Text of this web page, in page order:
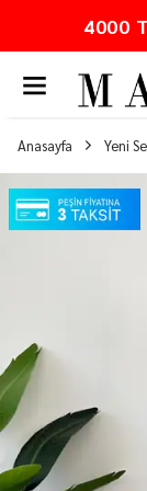
4000
Anasayfa Yeni